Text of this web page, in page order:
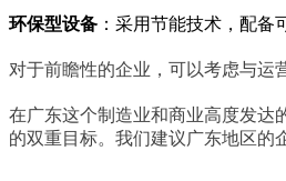
环保型设备 ：采用节能技术，配备
对于前瞻性的企业，可以考虑与运
在广东这个制造业和商业高度发达
的双重目标。我们建议广东地区的